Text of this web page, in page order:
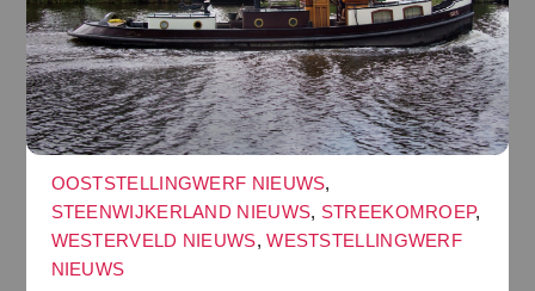
OOSTSTELLINGWERF NIEUWS,
STEENWIJKERLAND NIEUWS, STREEKOMROEP,
WESTERVELD NIEUWS,WESTSTELLINGWERF
NIEUWS